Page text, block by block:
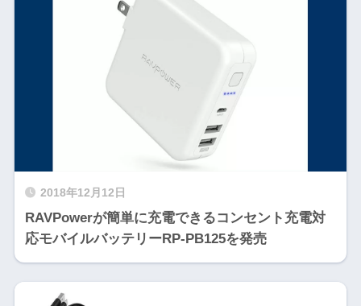
2018年12月12日
RAVPowerが簡単に充電できるコンセント充電対
応モバイルバッテリーRP-PB125を発売